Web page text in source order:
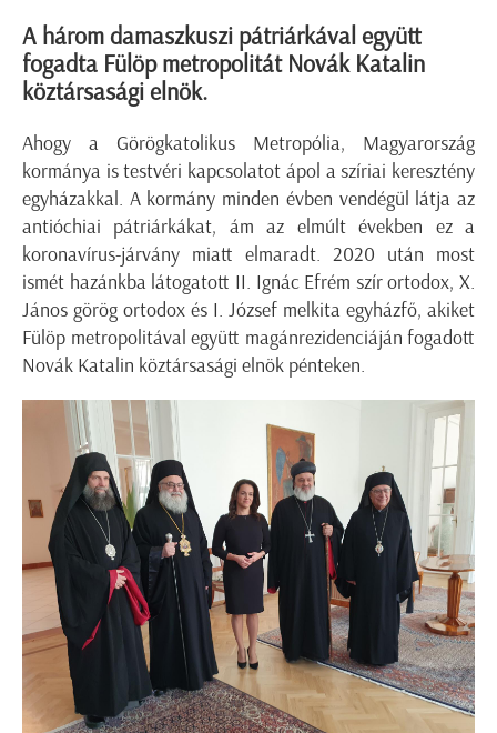
A három damaszkuszi pátriárkával együtt
fogadta Fülöp metropolitát Novák Katalin
köztársasági elnök.
Ahogy a Görögkatolikus Metropólia, Magyarország
kormánya is testvéri kapcsolatot ápol a szíriai keresztény
egyházakkal. A kormány minden évben vendégül látja az
antióchiai pátriárkákat, ám az elmúlt években ez a
koronavírus-járvány miatt elmaradt. 2020 után most
ismét hazánkba látogatott II. Ignác Efrém szír ortodox, X.
János görög ortodox és I. József melkita egyházfő, akiket
Fülöp metropolitával együtt magánrezidenciáján fogadott
Novák Katalin köztársasági elnök pénteken.